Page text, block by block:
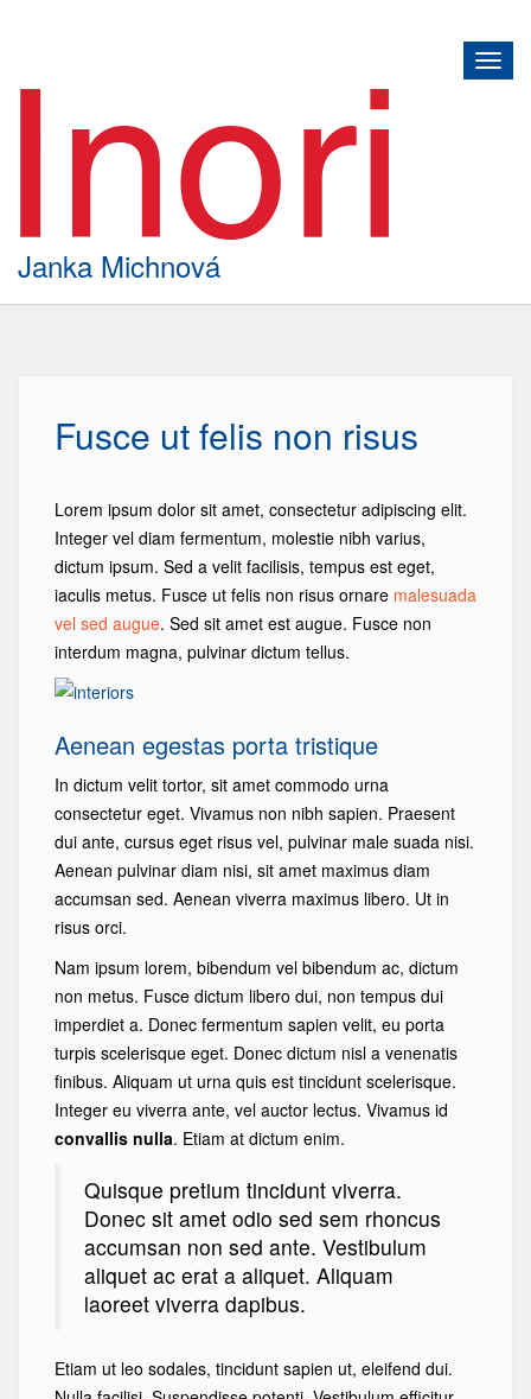
Janka Michnová
Fusce ut felis non risus
Lorem ipsum dolor sit amet, consectetur adipiscing elit.
Integer vel diam fermentum, molestie nibh varius,
dictum ipsum. Sed a velit facilisis, tempus est eget,
iaculis metus. Fusce ut felis non risus ornare malesuada
vel sed augue. Sed sit amet est augue. Fusce non
interdum magna, pulvinar dictum tellus.
Aenean egestas porta tristique
In dictum velit tortor, sit amet commodo urna
consectetur eget. Vivamus non nibh sapien. Praesent
dui ante, cursus eget risus vel, pulvinar male suada nisi.
Aenean pulvinar diam nisi, sit amet maximus diam
accumsan sed. Aenean viverra maximus libero. Ut in
risus orci.
Nam ipsum lorem, bibendum vel bibendum ac, dictum
non metus. Fusce dictum libero dui, non tempus dui
imperdiet a. Donec fermentum sapien velit, eu porta
turpis scelerisque eget. Donec dictum nisl a venenatis
finibus. Aliquam ut urna quis est tincidunt scelerisque.
Integer eu viverra ante, vel auctor lectus. Vivamus id
convallis nulla. Etiam at dictum enim.
Quisque pretium tincidunt viverra.
Donec sit amet odio sed sem rhoncus
accumsan non sed ante. Vestibulum
aliquet ac erat a aliquet. Aliquam
laoreet viverra dapibus.
Etiam ut leo sodales, tincidunt sapien ut, eleifend dui.